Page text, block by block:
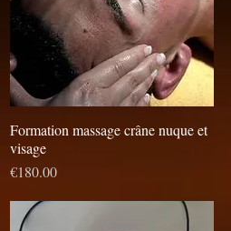
Aperçu rapide
Formation massage crâne nuque et
visage
Prix
€180.00